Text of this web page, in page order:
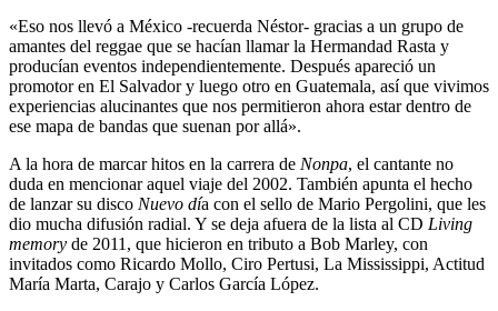
«Eso nos llevó a México -recuerda Néstor- gracias a un grupo de
amantes del reggae que se hacían llamar la Hermandad Rasta y
producían eventos independientemente. Después apareció un
promotor en El Salvador y luego otro en Guatemala, así que vivimos
experiencias alucinantes que nos permitieron ahora estar dentro de
ese mapa de bandas que suenan por allá».
A la hora de marcar hitos en la carrera de Nonpa, el cantante no
duda en mencionar aquel viaje del 2002. También apunta el hecho
de lanzar su disco Nuevo día con el sello de Mario Pergolini, que les
dio mucha difusión radial. Y se deja afuera de la lista al CD Living
memory de 2011, que hicieron en tributo a Bob Marley, con
invitados como Ricardo Mollo, Ciro Pertusi, La Mississippi, Actitud
María Marta, Carajo y Carlos García López.